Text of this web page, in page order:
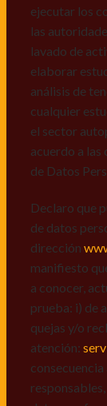
Declaro que
de datos
dirección
manifiesto
a conocer,
prueba: i) de
quejas y/o
atención:
datos
ejecutar los
las
lavado de
elaborar
análisis de
cualquier
el sector
acuerdo a
de Datos
Declaro que
de datos
dirección
manifiesto
a conocer,
prueba: i) de
quejas y/o
atención: